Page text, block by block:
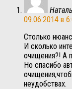
09.06.2014 в
Столько
И сколько
очищения?! А
Но спасибо
неудобствах.